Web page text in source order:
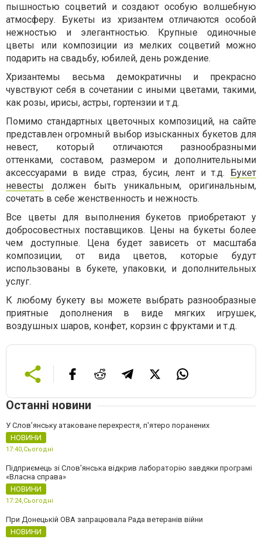
пышностью соцветий и создают особую волшебную
атмосферу. Букеты из хризантем отличаются особой
нежностью и элегантностью. Крупные одиночные
цветы или композиции из мелких соцветий можно
подарить на свадьбу, юбилей, день рождение.
Хризантемы весьма демократичны и прекрасно
чувствуют себя в сочетании с иными цветами, такими,
как розы, ирисы, астры, гортензии и т.д.
Помимо стандартных цветочных композиций, на сайте
представлен огромный выбор изысканных букетов для
невест, который отличаются разнообразными
оттенками, составом, размером и дополнительными
аксессуарами в виде страз, бусин, лент и т.д. Букет
невесты должен быть уникальным, оригинальным,
сочетать в себе женственность и нежность.
Все цветы для выполнения букетов приобретают у
добросовестных поставщиков. Цены на букеты более
чем доступные. Цена будет зависеть от масштаба
композиции, от вида цветов, которые будут
использованы в букете, упаковки, и дополнительных
услуг.
К любому букету вы можете выбрать разнообразные
приятные дополнения в виде мягких игрушек,
воздушных шаров, конфет, корзин с фруктами и т.д.
Останні новини
У Слов’янську атаковане перехрестя, п'ятеро поранених
НОВИНИ
17:40,Сьогодні
Підприємець зі Слов'янська відкрив лабораторію завдяки програмі
«Власна справа»
НОВИНИ
17:24,Сьогодні
При Донецькій ОВА запрацювала Рада ветеранів війни
НОВИНИ